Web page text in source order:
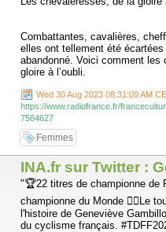
Women in Red, groupe dédié à
anglais sont effectivement
mais le chemin vers la parité
Combattantes, cavalières,
elles ont tellement été
abandonné. Voici comment
gloire à l’oubli.
Wed 30 Aug 2023 08:31:09 AM
https://www.radiofrance.fr/
7564627
Femmes
INA.fr sur Twitter :
"🏆22 titres de championne de
championne du Monde 👩‍⚕️Le
l'histoire de Geneviève
du cyclisme français.